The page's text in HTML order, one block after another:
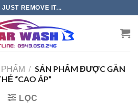
REMOVE IT...
/ SẢN PHẨM ĐƯỢC GẮN
“CAO ÁP”
LỌC